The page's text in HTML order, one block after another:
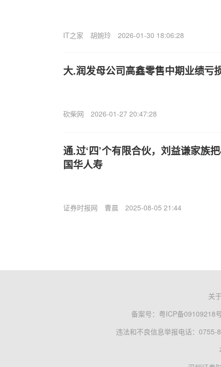
IT之家 胡婉玲 2026-01-30 18:06:28
大.润发母公司高鑫零售中期业绩亏
砍柴网 2026-01-27 20:47:28
通.过‘四’个有限合伙，刘益谦家族
国华人寿
证券时报网 曹晨 2025-08-05 21:44
关
备案号： 粤ICP备09109218
违法和不良信息举报电话：0755-